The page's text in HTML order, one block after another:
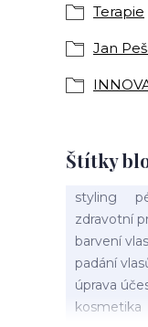
Terapie
Jan
Štítky
styling
zdravotní
barvení
padání
úprava
kosmetika